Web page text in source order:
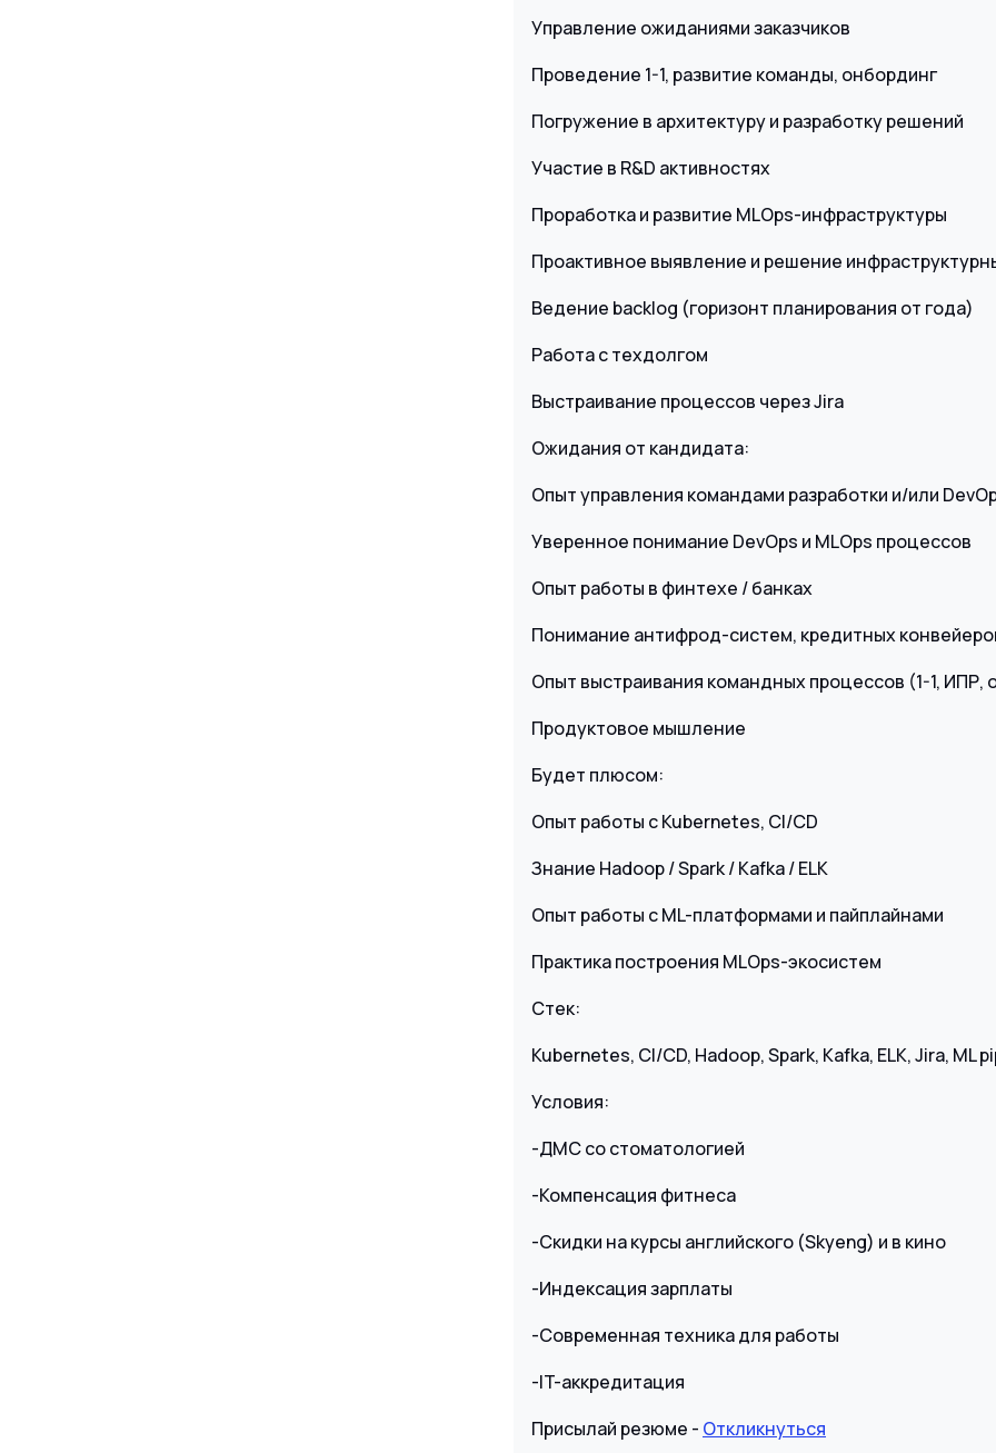
Управление ожиданиями заказчиков
Проведение 1-1, развитие команды, онбординг
Погружение в архитектуру и разработку решений
Участие в R&D активностях
Проработка и развитие MLOps-инфраструктуры
Проактивное выявление и решение
Ведение backlog (горизонт планирования от года)
Работа с техдолгом
Выстраивание процессов через Jira
Ожидания от кандидата:
Опыт управления командами разработки и/или
Уверенное понимание DevOps и MLOps процессов
Опыт работы в финтехе / банках
Понимание антифрод-систем, кредитных
Опыт выстраивания командных процессов (1-1, ИПР,
Продуктовое мышление
Будет плюсом:
Опыт работы с Kubernetes, CI/CD
Знание Hadoop / Spark / Kafka / ELK
Опыт работы с ML-платформами и пайплайнами
Практика построения MLOps-экосистем
Стек:
Kubernetes, CI/CD, Hadoop, Spark, Kafka, ELK, Jira, ML
Условия:
-ДМС со стоматологией
-Компенсация фитнеса
-Скидки на курсы английского (Skyeng) и в кино
-Индексация зарплаты
-Современная техника для работы
-IT-аккредитация
Присылай резюме - Откликнуться